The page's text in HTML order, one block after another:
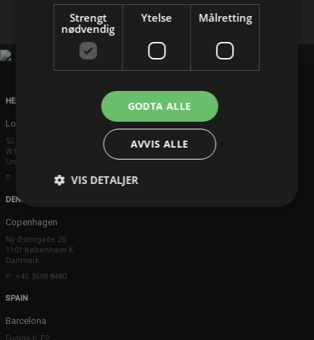
HEAD OFFICE
London
52 Brook Street
W1K 5DS London
United Kingdom
P: +44 203 608 8181
DENMARK
Copenhagen
Ny Østergade 20
1101 København K
Danmark
P: +45 3698 8480
SPAIN
Barcelona
Strengt
nødvendig
Ytelse Målretting
GODTA ALLE
AVVIS ALLE
VIS DETALJER